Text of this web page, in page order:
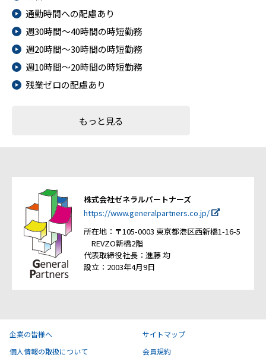
通勤時間への配慮あり
週30時間～40時間の時短勤務
週20時間～30時間の時短勤務
週10時間～20時間の時短勤務
残業ゼロの配慮あり
もっと見る
株式会社ゼネラルパートナーズ
https://www.generalpartners.co.jp/
所在地：〒105-0003 東京都港区西新橋1-16-5
REVZO新橋2階
代表取締役社長：進藤 均
設立：2003年4月9日
企業の皆様へ
サイトマップ
個人情報の取扱について
会員規約